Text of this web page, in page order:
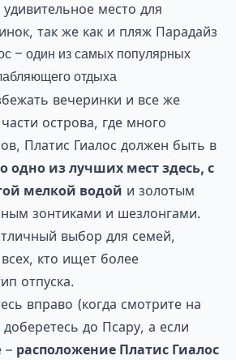
место для
так же как и пляж Парадайз
– один из самых популярных
отдыха
вечеринки и все же
острова, где много
Платис Гиалос должен быть в
одно из лучших мест здесь, с
мелкой водой и золотым
зонтиками и шезлонгами.
выбор для семей,
кто ищет более
отпуска.
вправо (когда смотрите на
до Псару, а если
– расположение Платис Гиалос